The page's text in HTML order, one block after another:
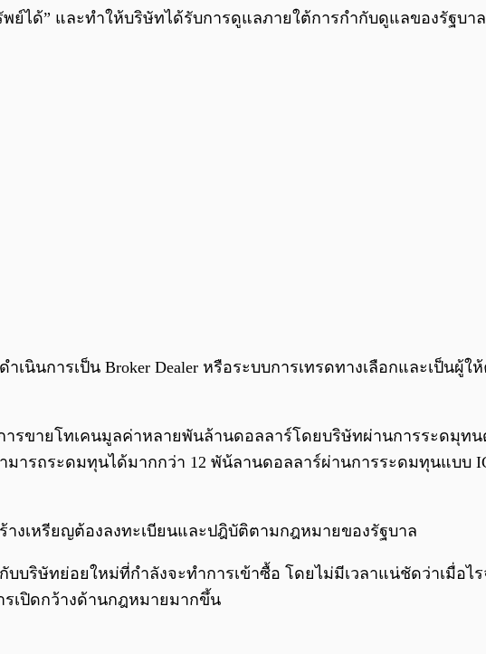
ได้” และทำให้บริษัทได้รับการดูแลภายใต้การกำกับดูแลของรัฐบาล
เนินการเป็น Broker Dealer หรือระบบการเทรดทางเลือกและเป็นผู้
รขายโทเคนมูลค่าหลายพันล้านดอลลาร์โดยบริษัทผ่านการระดมุทน
รถระดมทุนได้มากกว่า 12 พัน้ลานดอลลาร์ผ่านการระดมทุนแบบ
งเหรียญต้องลงทะเบียนและปฎิบัติตามกฎหมายของรัฐบาล
บบริษัทย่อยใหม่ที่กำลังจะทำการเข้าซื้อ โดยไม่มีเวลาแน่ชัดว่าเมื่อ
เปิดกว้างด้านกฎหมายมากขึ้น